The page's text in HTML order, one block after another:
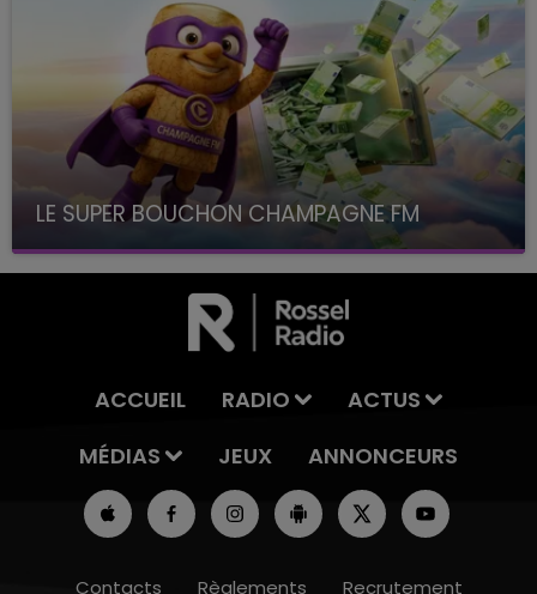
LE SUPER BOUCHON CHAMPAGNE FM
avec La Famille Champagne FM, à 8H10
ACCUEIL RADIO
ACTUS
MÉDIAS
JEUX ANNONCEURS
Contacts Règlements Recrutement